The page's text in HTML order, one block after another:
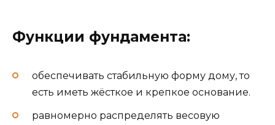
Функции фундамента:
обеспечивать стабильную форму дому, то
есть иметь жёсткое и крепкое основание.
равномерно распределять весовую